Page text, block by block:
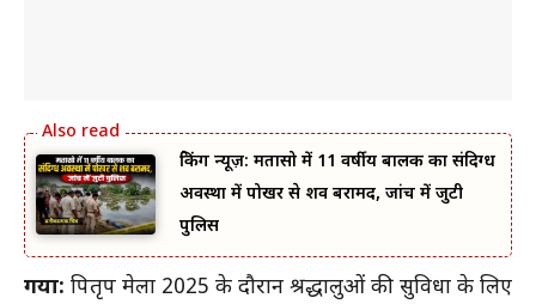
ब्रेकिंग न्यूज़: मतासो में 11 वर्षीय बालक का संदिग्ध
अवस्था में पोखर से शव बरामद, जांच में जुटी
पुलिस
गया: पितृपक्ष मेला 2025 के दौरान श्रद्धालुओं की सुविधा के लिए